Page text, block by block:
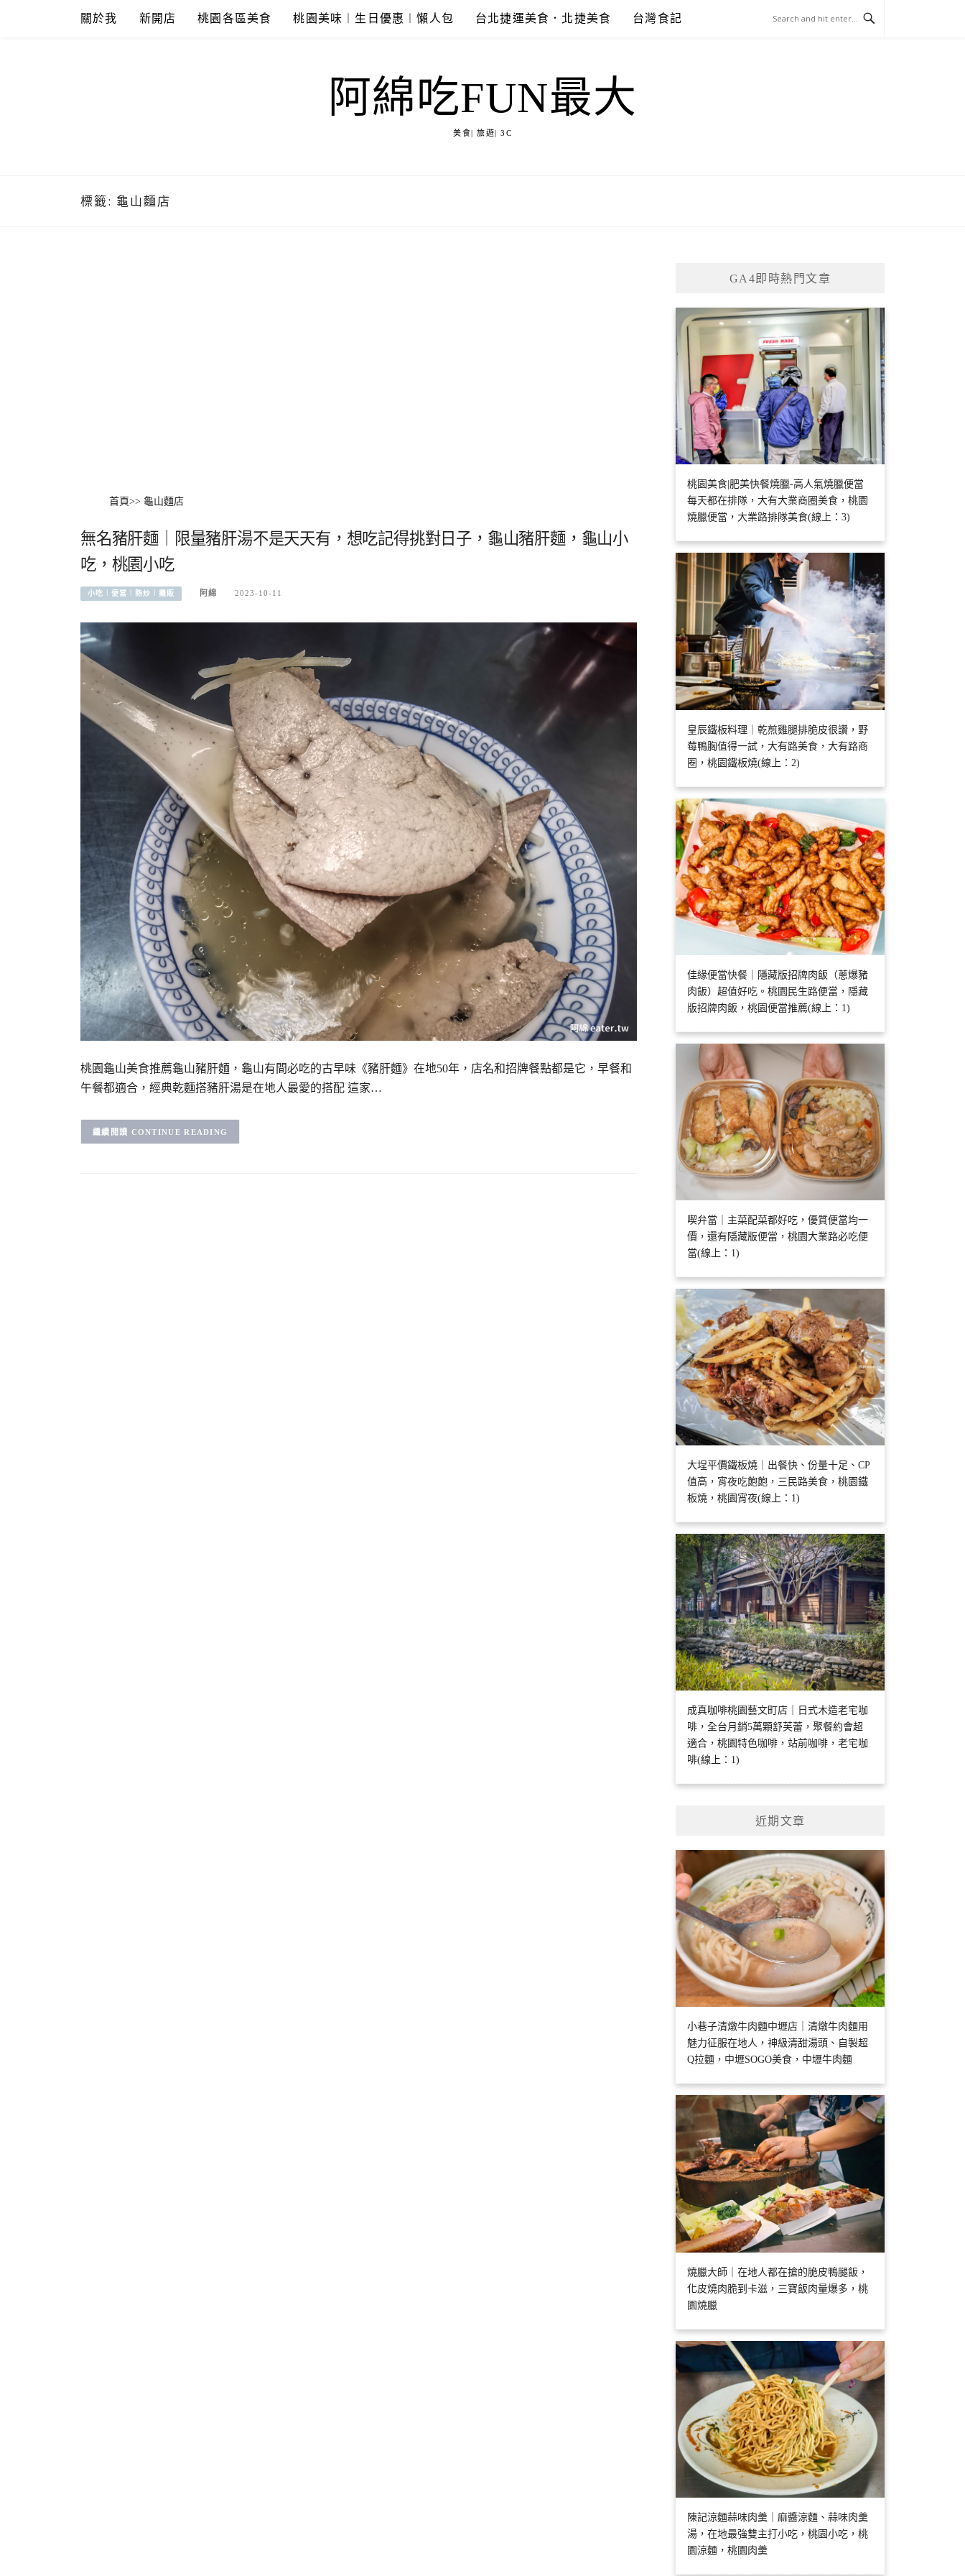
關於我 新開店 桃園各區美食 桃園美味︱生日優惠︱懶人包 台北捷運美食．北捷美食 台灣食記
阿綿吃FUN最大
美食| 旅遊| 3C
標籤: 龜山麵店
首頁>> 龜山麵店
無名豬肝麵｜限量豬肝湯不是天天有，想吃記得挑對日子，龜山豬肝麵，龜山小
吃，桃園小吃
小吃︱便當︱熱炒︱攤販 阿綿 2023-10-11
桃園龜山美食推薦龜山豬肝麵，龜山有間必吃的古早味《豬肝麵》在地50年，店名和招牌餐點都是它，早餐和
午餐都適合，經典乾麵搭豬肝湯是在地人最愛的搭配 這家…
CONTINUE READING
GA4即時熱門文章
桃園美食|肥美快餐燒臘-高人氣燒臘便當
每天都在排隊，大有大業商圈美食，桃園
燒臘便當，大業路排隊美食(線上：3)
皇辰鐵板料理｜乾煎雞腿排脆皮很讚，野
莓鴨胸值得一試，大有路美食，大有路商
圈，桃園鐵板燒(線上：2)
佳緣便當快餐｜隱藏版招牌肉飯（蔥爆豬
肉飯）超值好吃。桃園民生路便當，隱藏
版招牌肉飯，桃園便當推薦(線上：1)
喫弁當｜主菜配菜都好吃，優質便當均一
價，還有隱藏版便當，桃園大業路必吃便
當(線上：1)
大埕平價鐵板燒｜出餐快、份量十足、CP
值高，宵夜吃飽飽，三民路美食，桃園鐵
板燒，桃園宵夜(線上：1)
成真咖啡桃園藝文町店｜日式木造老宅咖
啡，全台月銷5萬顆舒芙蕾，聚餐約會超
適合，桃園特色咖啡，站前咖啡，老宅咖
啡(線上：1)
近期文章
小巷子清燉牛肉麵中壢店｜清燉牛肉麵用
魅力征服在地人，神級清甜湯頭、自製超
Q拉麵，中壢SOGO美食，中壢牛肉麵
燒臘大師｜在地人都在搶的脆皮鴨腿飯，
化皮燒肉脆到卡滋，三寶飯肉量爆多，桃
園燒臘
陳記涼麵蒜味肉羹｜麻醬涼麵、蒜味肉羹
湯，在地最強雙主打小吃，桃園小吃，桃
園涼麵，桃園肉羹